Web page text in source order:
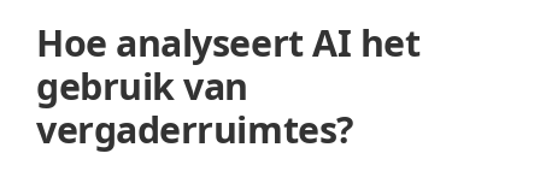
Hoe analyseert AI het
gebruik van
vergaderruimtes?